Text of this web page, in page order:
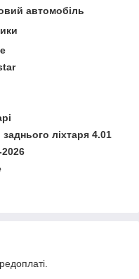
автомобіль
ліхтаря 4.01